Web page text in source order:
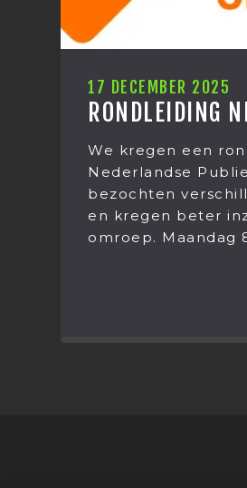
12 DECEMBER
Het kerstuitje
2025. Het
verrassing wat
doen! Op
stond het